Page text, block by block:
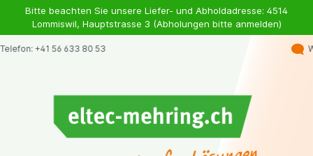
Bitte beachten Sie unsere Liefer- und Abholdadresse: 4514
Lommiswil, Hauptstrasse 3 (Abholungen bitte anmelden)
Whatsapp: +41 79 363 98 46